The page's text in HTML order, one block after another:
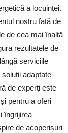
a locuinței.
nostru față de
de cea mai înaltă
rezultatele de
serviciile
adaptate
de experți este
pentru a oferi
îngrijirea
de acoperișuri